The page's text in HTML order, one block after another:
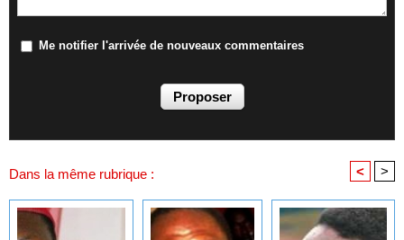
Me notifier l'arrivée de nouveaux commentaires
Dans la même rubrique : < >